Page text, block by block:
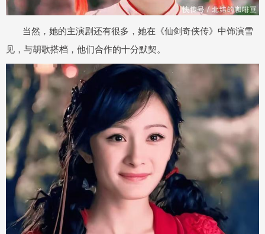
当然，她的主演剧还有很多，她在《仙剑奇侠传》中饰演雪
见，与胡歌搭档，他们合作的十分默契。